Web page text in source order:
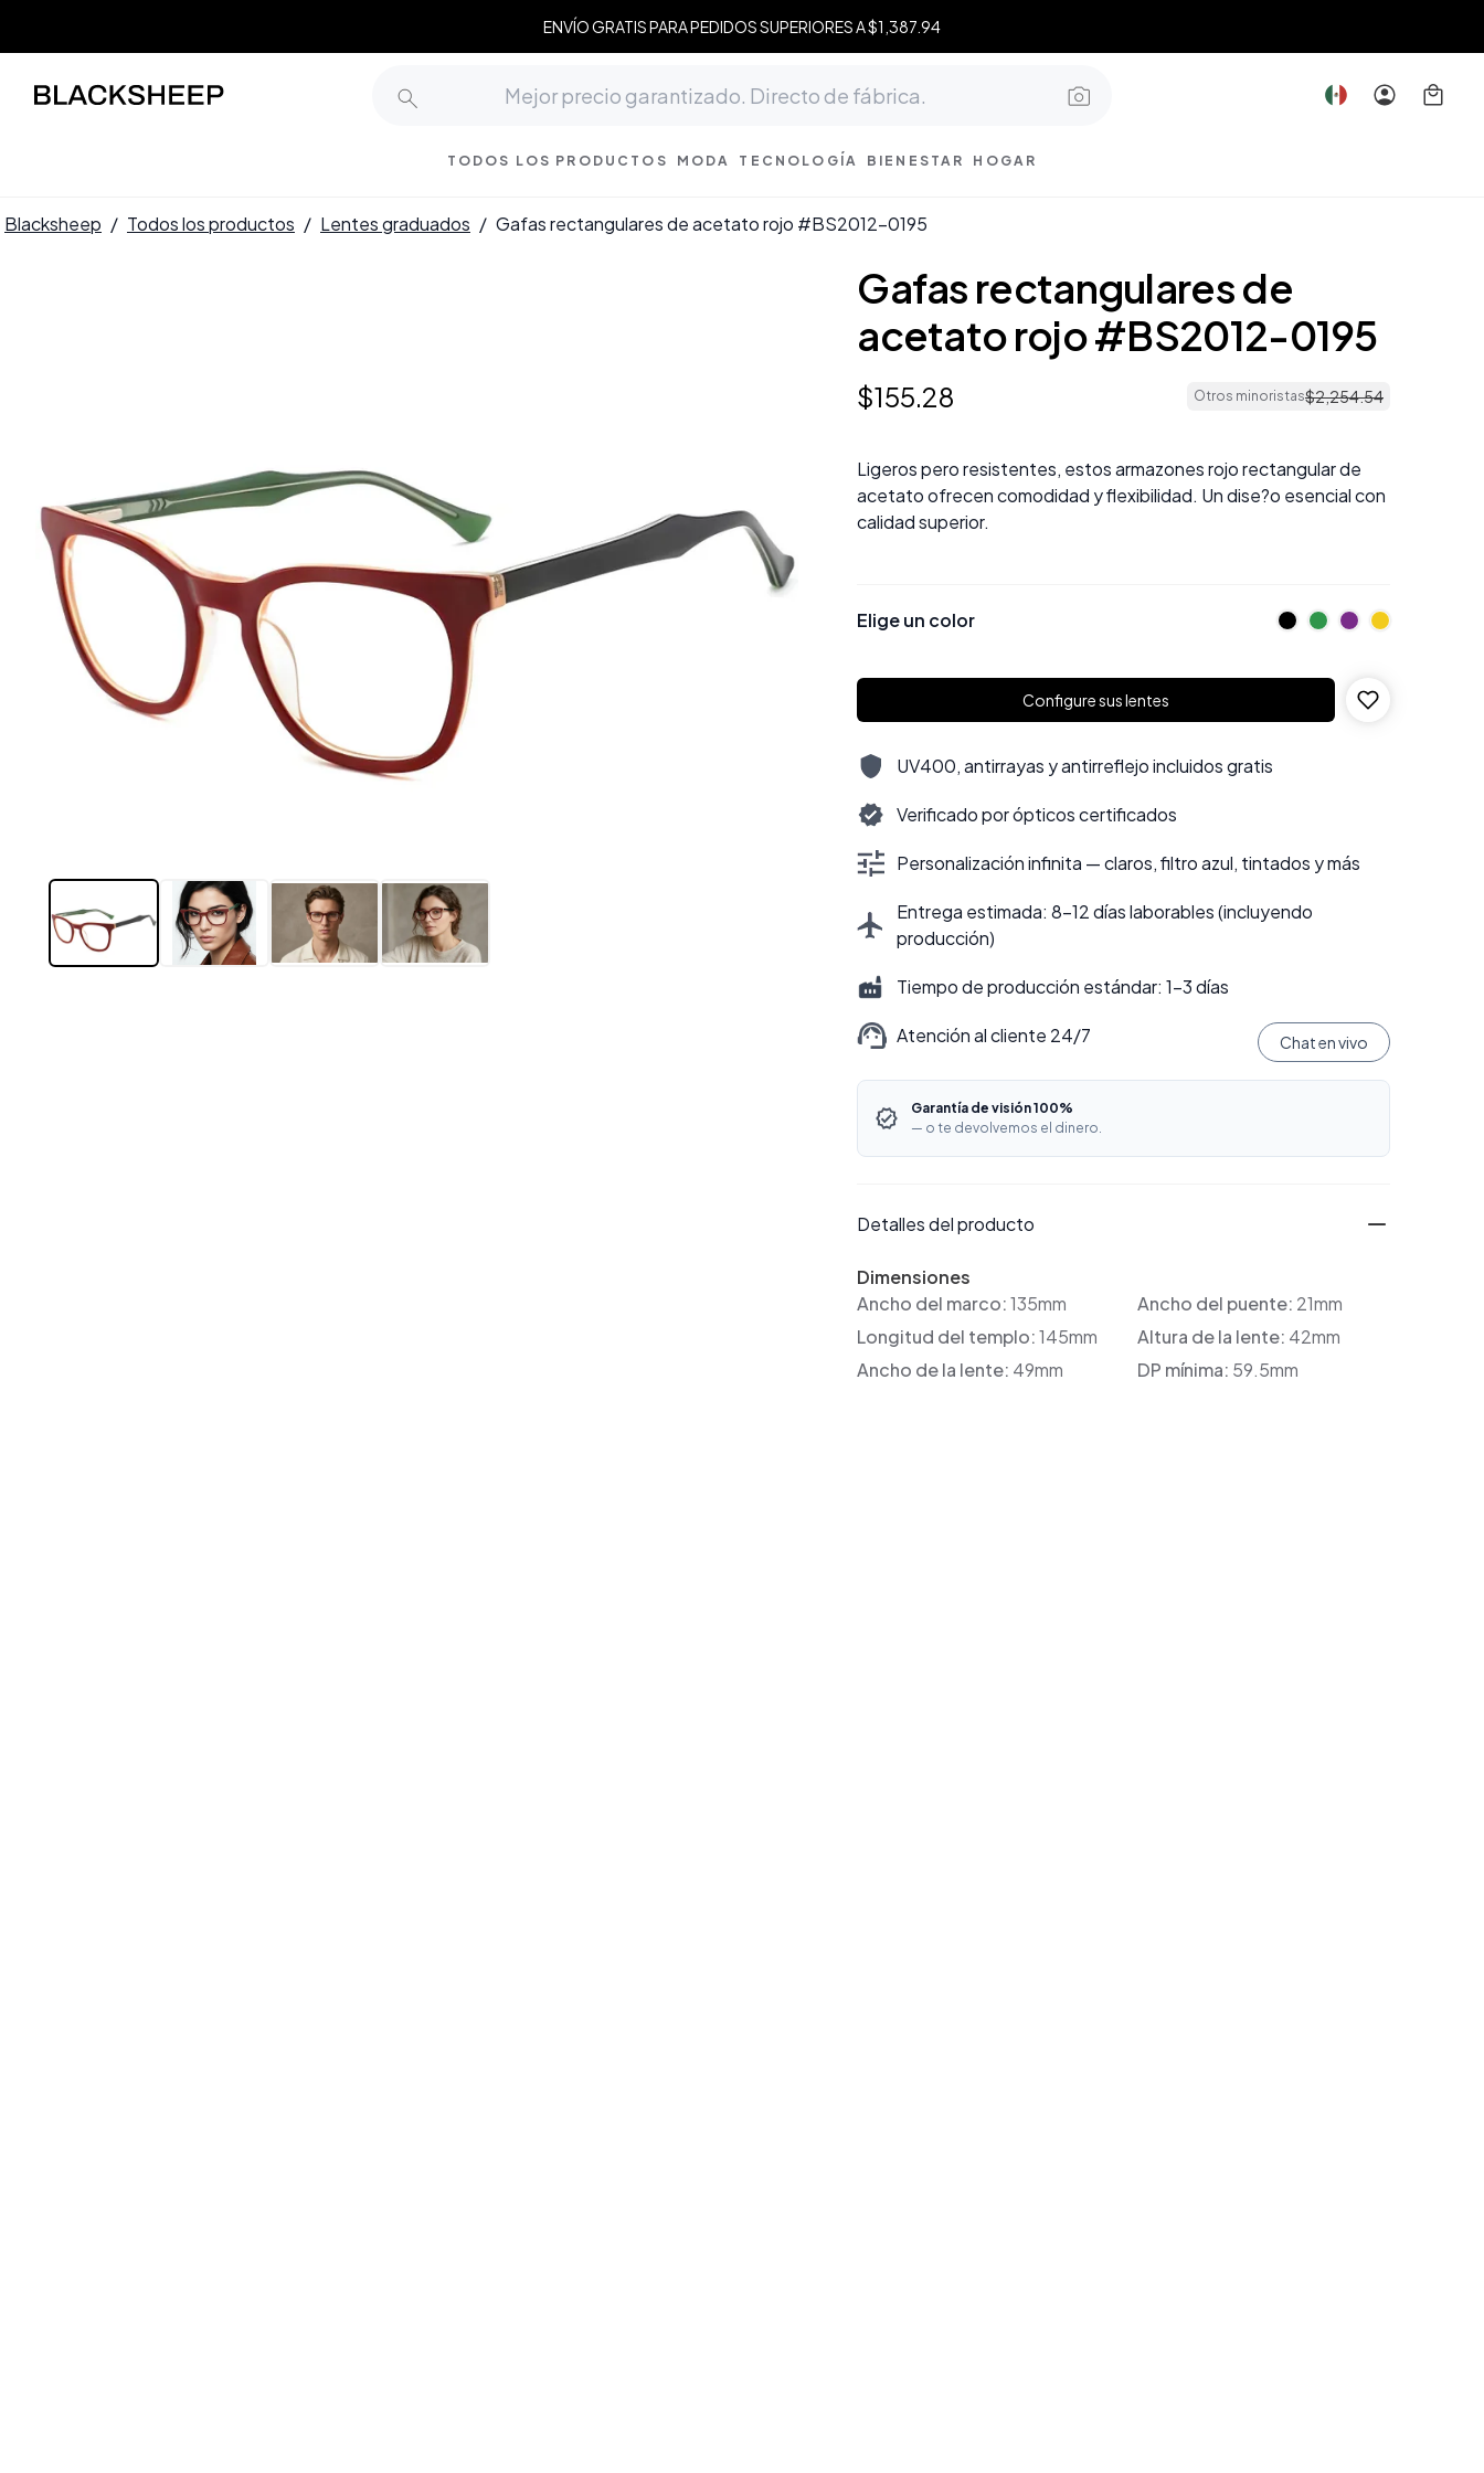
ENVÍO GRATIS PARA PEDIDOS SUPERIORES A $1,387.94
TODOS LOS PRODUCTOS MODA TECNOLOGÍA BIENESTAR HOGAR
Blacksheep / Todos los productos / Lentes graduados / Gafas rectangulares de acetato rojo #BS2012-0195
Gafas rectangulares de
acetato rojo #BS2012-0195
$155.28 Otros minoristas$2,254.54
Ligeros pero resistentes, estos armazones rojo rectangular de
acetato ofrecen comodidad y flexibilidad. Un dise?o esencial con
calidad superior.
Elige un color
Configure sus lentes
UV400, antirrayas y antirreflejo incluidos gratis
Verificado por ópticos certificados
Personalización infinita — claros, filtro azul, tintados y más
Entrega estimada: 8–12 días laborables (incluyendo
producción)
Tiempo de producción estándar: 1–3 días
Atención al cliente 24/7 Chat en vivo
Garantía de visión 100%
— o te devolvemos el dinero.
Detalles del producto
Dimensiones
Ancho del marco:135mm Ancho del puente: 21mm
Longitud del templo:145mm Altura de la lente: 42mm
Ancho de la lente: 49mm DP mínima: 59.5mm